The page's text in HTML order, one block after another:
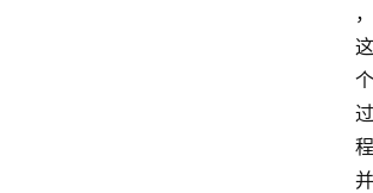
，
这
个
过
程
并